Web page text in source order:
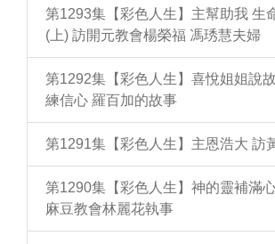
第1293集【彩色人生】主幫助我 生
(上) 訪開元教會楊榮福 馮琇慧夫婦
第1292集【彩色人生】喜悅姐姐說
練信心 羅百加的故事
第1291集【彩色人生】主恩浩大 訪
第1290集【彩色人生】神的靈補滿
麻豆教會林麗花執事